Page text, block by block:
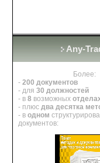
Any-
Более:
- 200 документов
- для 30 должностей
- в 8 возможных
- плюс два десятка
- в одном
документов: